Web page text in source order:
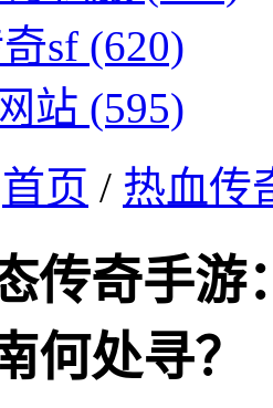
sf (620)
站 (595)
首页 / 热血传
传奇手游
何处寻？